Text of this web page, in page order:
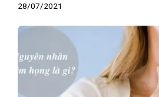
28/07/2021